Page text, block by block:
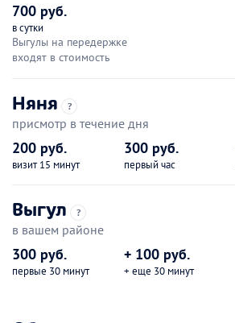
700 руб.
в сутки
Выгулы на передержке
входят в стоимость
Няня ?
присмотр в течение дня
200 руб.
визит 15 минут
300 руб.
первый час
Выгул ?
в вашем районе
300 руб.
первые 30 минут
+ 100 руб.
+ еще 30 минут